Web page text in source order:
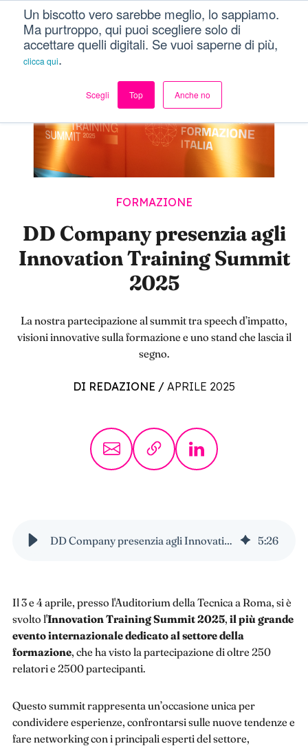
Un biscotto vero sarebbe meglio, lo sappiamo.
Ma purtroppo, qui puoi scegliere solo di
accettare quelli digitali. Se vuoi saperne di più,
clicca qui.
Scegli Top Anche no
Dici Davvero?! Menu
FORMAZIONE
DD Company presenzia agli
Innovation Training Summit
2025
La nostra partecipazione al summit tra speech d’impatto,
visioni innovative sulla formazione e uno stand che lascia il
segno.
DI REDAZIONE / APRILE 2025
DD Company presenzia agli Innovation Training Summit 2025 5:26
Il 3 e 4 aprile, presso l'Auditorium della Tecnica a Roma, si è
svolto l'Innovation Training Summit 2025, il più grande
evento internazionale dedicato al settore della
formazione, che ha visto la partecipazione di oltre 250
relatori e 2500 partecipanti.
Questo summit rappresenta un’occasione unica per
condividere esperienze, confrontarsi sulle nuove tendenze e
fare networking con i principali esperti del settore,